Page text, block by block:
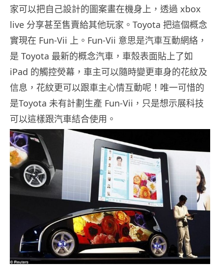
家可以把自己設計的圖案畫在機身上，透過 xbox
live 分享甚至售賣給其他玩家。Toyota 把這個概念
實現在 Fun-Vii 上。Fun-Vii 意思是汽車互動網絡，
是 Toyota 最新的概念汽車，車殼表面貼上了如
iPad 的觸控熒幕，車主可以隨時變更車身的花紋及
信息，花紋更可以跟車主心情互動呢！唯一可惜的
是Toyota 未有計劃生產 Fun-Vii，只是想示展科技
可以這樣跟汽車結合使用。